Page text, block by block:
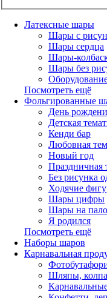
Латексные шары
Шары с
Шары сердца
Шары-
Шары без
Посмотреть ещё
Фольгированные
День
Детская
Кенди бар
Любовная
Новый год
Праздничная
Без рисунка
Ходячие
Шары цифры
Шары на
Я родился
Посмотреть ещё
Наборы шаров
Карнавальная
Шляпы,